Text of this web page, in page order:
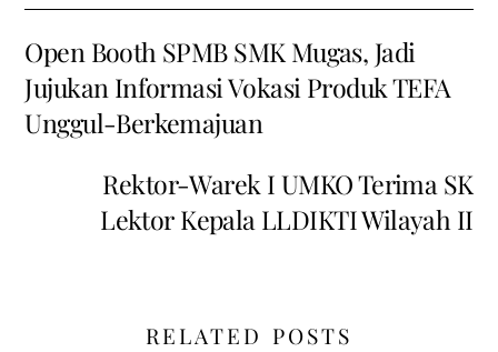
Open Booth SPMB SMK Mugas, Jadi
Jujukan Informasi Vokasi Produk TEFA
Unggul-Berkemajuan
Rektor-Warek I UMKO Terima SK
Lektor Kepala LLDIKTI Wilayah II
RELATED POSTS